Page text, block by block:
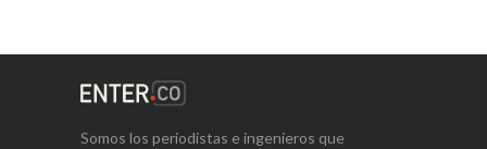
Somos los periodistas e ingenieros que